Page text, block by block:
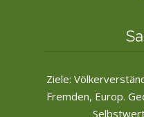
Ziele:
Fremden, Europ.